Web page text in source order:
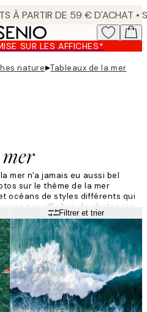
SUR LES AFFICHES*
nature▸Tableaux de la mer
mer n'a jamais eu aussi bel
sur le thème de la mer
océans de styles différents qui
nos affiches de photos sur
vos affiches coup de coeur
pour compléter et parfaire
Filtrer et trier